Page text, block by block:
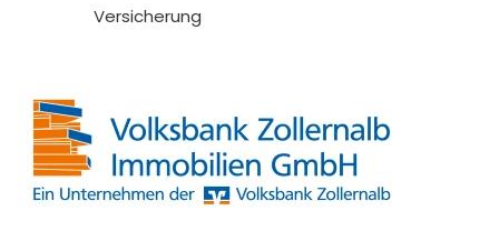
Versicherung